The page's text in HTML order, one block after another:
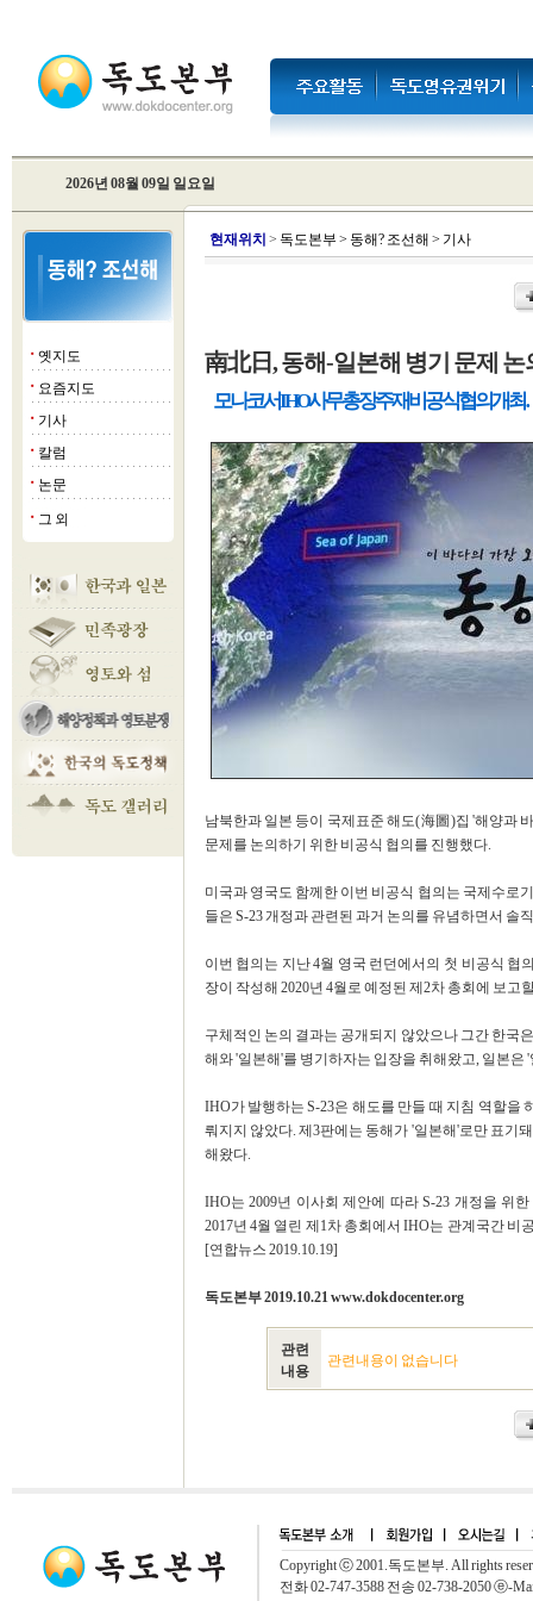
2026년 08월 09일 일요일
■ 옛지도
■ 요즘지도
■ 기사
■ 칼럼
■ 논문
■ 그 외
현재위치 > 독도본부 > 동해? 조선해 > 기사
南北日, 동해-일본해 병기 문제
모나코서 IHO사무총장 주재 비공식 협의 개
남북한과 일본 등이 국제표준 해도(海圖)집 '해양과
문제를 논의하기 위한 비공식 협의를 진행했다.
미국과 영국도 함께한 이번 비공식 협의는 국제수로
들은 S-23 개정과 관련된 과거 논의를 유념하면서
이번 협의는 지난 4월 영국 런던에서의 첫 비공식 협
장이 작성해 2020년 4월로 예정된 제2차 총회에 보고
구체적인 논의 결과는 공개되지 않았으나 그간 한국
해와 '일본해'를 병기하자는 입장을 취해왔고, 일본은
IHO가 발행하는 S-23은 해도를 만들 때 지침 역할을
뤄지지 않았다. 제3판에는 동해가 '일본해'로만 표기
해왔다.
IHO는 2009년 이사회 제안에 따라 S-23 개정을 위
2017년 4월 열린 제1차 총회에서 IHO는 관계국간
[연합뉴스 2019.10.19]
독도본부 2019.10.21 www.dokdocenter.org
관련
내용
관련내용이 없습니다
Copyright ⓒ 2001.독도본부. All rights
전화 02-747-3588 전송 02-738-2050 ⓔ-